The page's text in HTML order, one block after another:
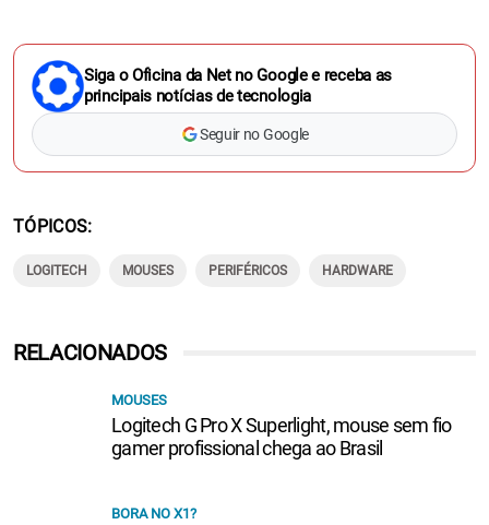
Siga o Oficina da Net no Google e receba as
principais notícias de tecnologia
Seguir no Google
TÓPICOS
LOGITECH MOUSES PERIFÉRICOS HARDWARE
RELACIONADOS
MOUSES
Logitech G Pro X Superlight, mouse sem fio
gamer profissional chega ao Brasil
BORA NO X1?